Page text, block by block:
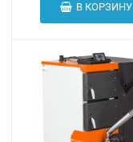
В КОРЗИНУ